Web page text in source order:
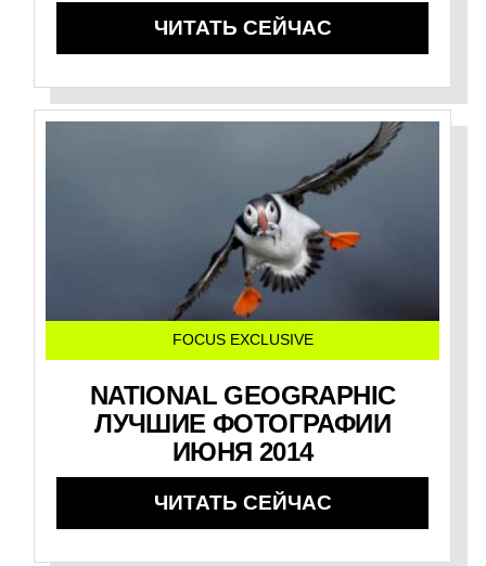
ЧИТАТЬ СЕЙЧАС
FOCUS EXCLUSIVE
NATIONAL GEOGRAPHIC
ЛУЧШИЕ ФОТОГРАФИИ
ИЮНЯ 2014
ЧИТАТЬ СЕЙЧАС